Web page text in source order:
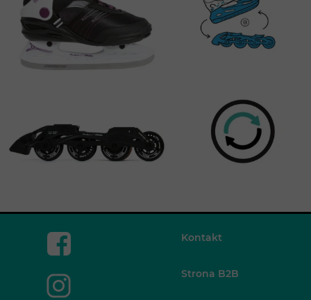
Kontakt
Strona B2B